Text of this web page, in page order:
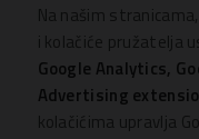
Na našim
i kolačiće pružatelja
Google Analytics,
Advertising
kolačićima upravlja